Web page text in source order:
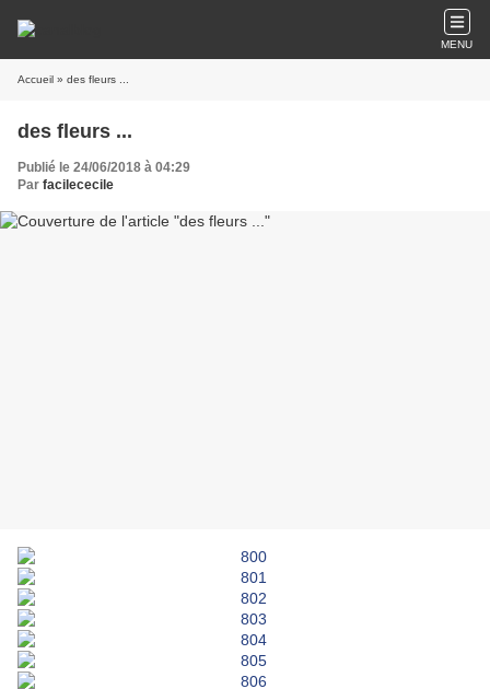
MENU
Accueil » des fleurs ...
des fleurs ...
Publié le 24/06/2018 à 04:29
Par facilececile